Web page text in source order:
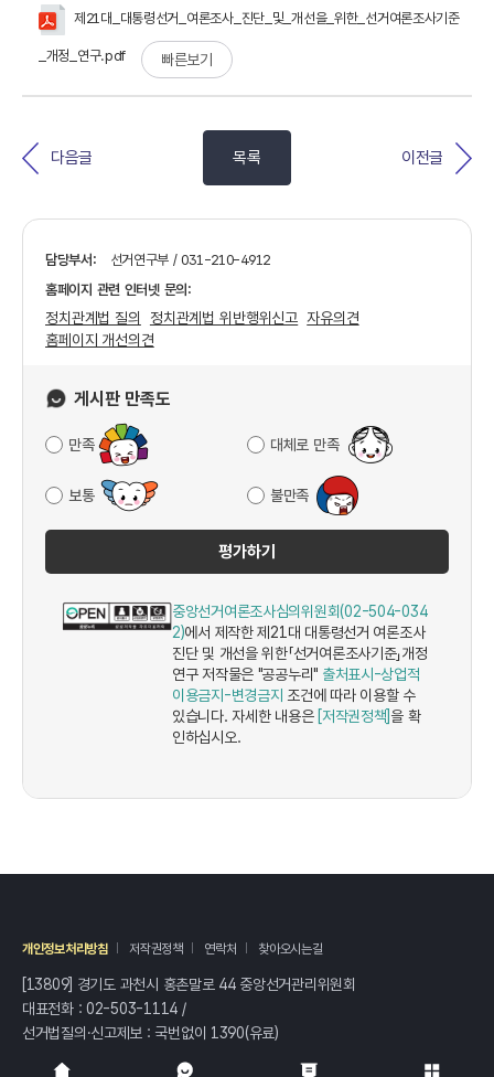
제21대_대통령선거_여론조사_진단_및_개선을_위한_선거여론조사기준
_개정_연구.pdf 빠른보기
다음글 이전글
목록
담당부서:
선거연구부 / 031-210-4912
홈페이지 관련 인터넷 문의:
정치관계법 질의 정치관계법 위반행위신고 자유의견
홈페이지 개선의견
게시판 만족도
만족 대체로 만족
보통 불만족
평가하기
중앙선거여론조사심의위원회(02-504-034
2)에서 제작한 제21대 대통령선거 여론조사
진단 및 개선을 위한「선거여론조사기준」개정
연구 저작물은 "공공누리" 출처표시-상업적
이용금지-변경금지 조건에 따라 이용할 수
있습니다. 자세한 내용은 [저작권정책] 을 확
인하십시오.
개인정보처리방침 저작권정책 연락처 찾아오시는길
[13809] 경기도 과천시 홍촌말로 44 중앙선거관리위원회
대표전화 :02-503-1114/
선거법질의·신고제보 : 국번없이 1390(유료)